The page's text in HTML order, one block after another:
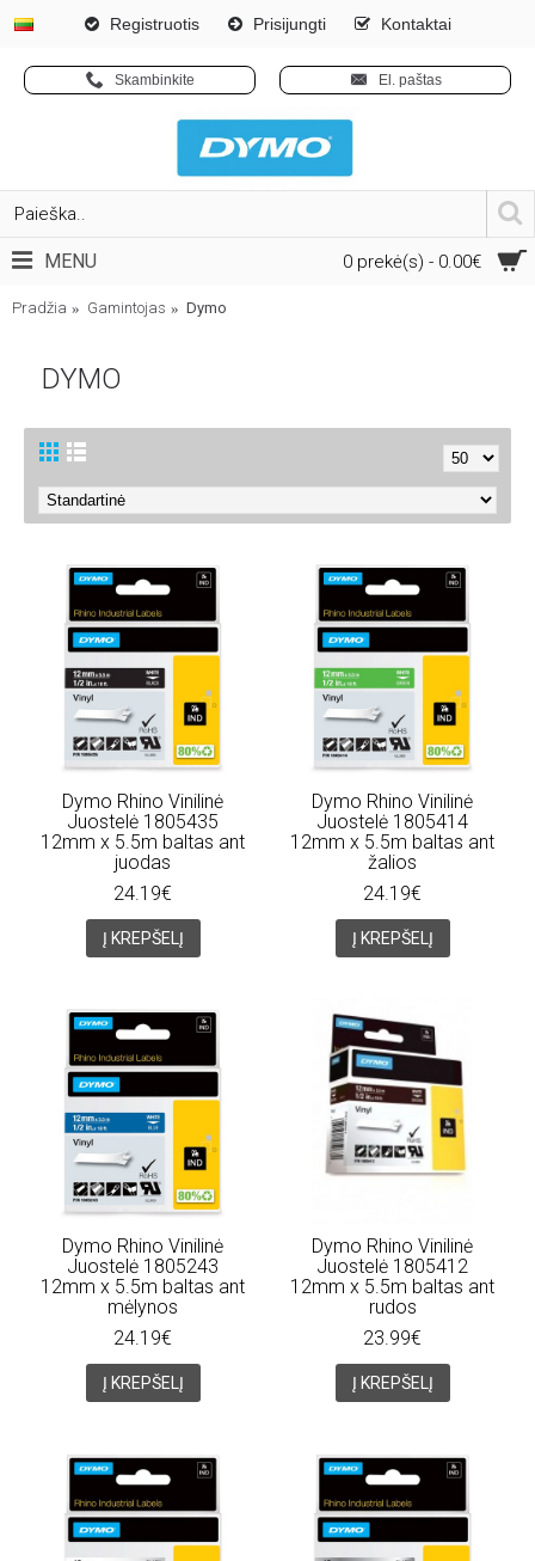
Registruotis Prisijungti Kontaktai
Skambinkite El. paštas
0 prekė(s) - 0.00€
MENU
Pradžia Gamintojas Dymo
DYMO
Dymo Rhino Vinilinė
Juostelė 1805435
12mm x 5.5m baltas ant
juodas
24.19€
Į KREPŠELĮ
Dymo Rhino Vinilinė
Juostelė 1805414
12mm x 5.5m baltas ant
žalios
24.19€
Į KREPŠELĮ
Dymo Rhino Vinilinė
Juostelė 1805243
12mm x 5.5m baltas ant
mėlynos
24.19€
Į KREPŠELĮ
Dymo Rhino Vinilinė
Juostelė 1805412
12mm x 5.5m baltas ant
rudos
23.99€
Į KREPŠELĮ